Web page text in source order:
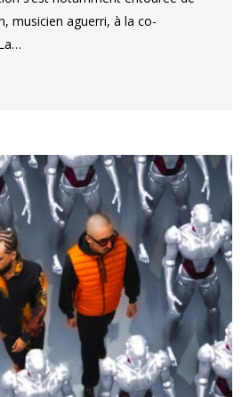
musicien aguerri, à la co-